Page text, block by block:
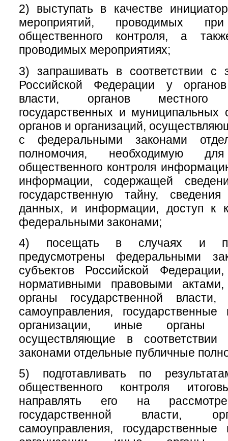
2) выступать в качестве
мероприятий, проводимых при
общественного контроля, а
проводимых мероприятиях;
3) запрашивать в соответствии с
Российской Федерации у органов
власти, органов местного
государственных и муниципальных
органов и организаций,
с федеральными законами
полномочия, необходимую для
общественного контроля
информации, содержащей
государственную тайну,
данных, и информации, доступ к
федеральными законами;
4) посещать в случаях и
предусмотрены федеральными
субъектов Российской
нормативными правовыми актами,
органы государственной
самоуправления,
организации, иные органы
осуществляющие в
законами отдельные публичные
5) подготавливать по
общественного контроля
направлять его на
государственной власти,
самоуправления,